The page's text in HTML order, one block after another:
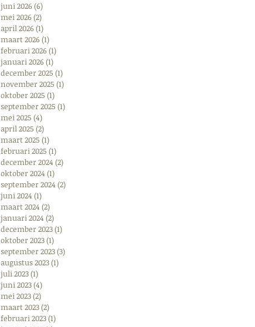
juni 2026(6)
mei 2026(2)
april 2026(1)
maart 2026(1)
februari 2026(1)
januari 2026(1)
december 2025 (1)
november 2025 (1)
oktober 2025 (1)
september 2025 (1)
mei 2025 (4)
april 2025 (2)
maart 2025 (1)
februari 2025 (1)
december 2024 (2)
oktober 2024 (1)
september 2024 (2)
juni 2024 (1)
maart 2024 (2)
januari 2024 (2)
december 2023(1)
oktober 2023(1)
september 2023(3)
augustus 2023(1)
juli 2023(1)
juni 2023(4)
mei 2023(2)
maart 2023(2)
februari 2023(1)